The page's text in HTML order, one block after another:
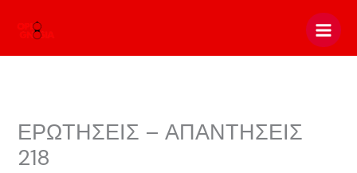
ΕΡΩΤΗΣΕΙΣ – ΑΠΑΝΤΗΣΕΙΣ
218